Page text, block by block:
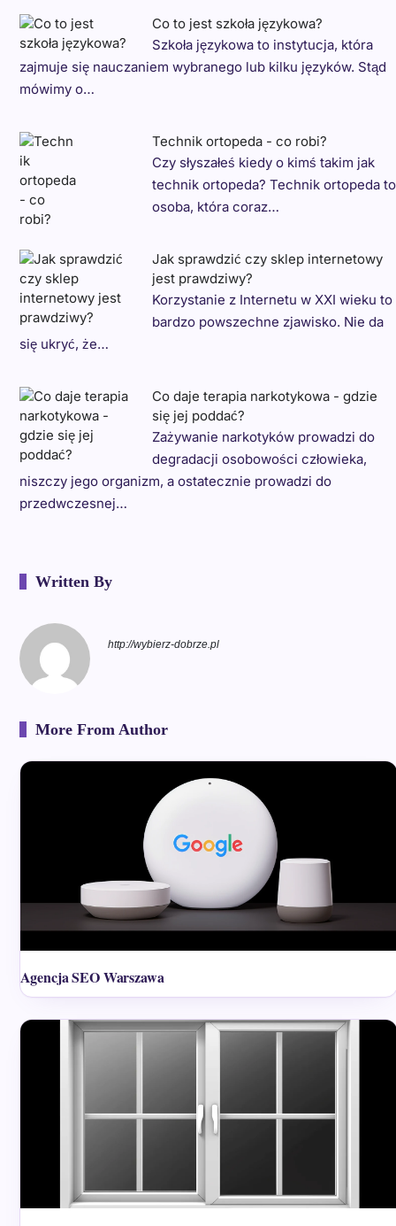
Co to jest szkoła językowa?
Szkoła językowa to instytucja, która
zajmuje się nauczaniem wybranego lub kilku języków. Stąd
mówimy o…
Technik ortopeda - co robi?
Czy słyszałeś kiedy o kimś takim jak
technik ortopeda? Technik ortopeda to
osoba, która coraz…
Jak sprawdzić czy sklep internetowy
jest prawdziwy?
Korzystanie z Internetu w XXI wieku to
bardzo powszechne zjawisko. Nie da
się ukryć, że…
Co daje terapia narkotykowa - gdzie
się jej poddać?
Zażywanie narkotyków prowadzi do
degradacji osobowości człowieka,
niszczy jego organizm, a ostatecznie prowadzi do
przedwczesnej…
Written By
http://wybierz-dobrze.pl
More From Author
Agencja SEO Warszawa